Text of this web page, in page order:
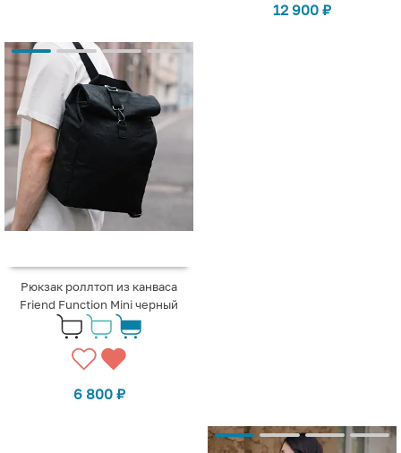
12 900 ₽
Рюкзак роллтоп из канваса
Friend Function Mini черный
6 800 ₽